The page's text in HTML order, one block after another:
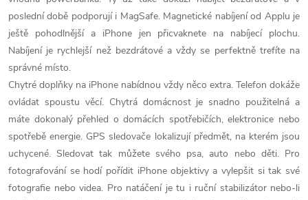
poslední době podporují i MagSafe. Magnetické nabíjení od Applu je
ještě pohodlnější a iPhone jen přicvaknete na nabíjecí plochu.
Nabíjení je rychlejší než bezdrátové a vždy se perfektně trefíte na
správné místo.
Chytré doplňky na iPhone nabídnou vždy něco extra. Telefon dokáže
ovládat spoustu věcí. Chytrá domácnost je snadno použitelná a
máte dokonalý přehled o domácích spotřebičích, elektronice nebo
spotřebě energie. GPS sledovače lokalizují předmět, na kterém jsou
uchycené. Sledovat tak můžete svého psa, auto nebo děti. Pro
fotografování se hodí pořídit iPhone objektivy a vylepšit si tak své
fotografie nebo videa. Pro natáčení je tu i ruční stabilizátor nebo-li